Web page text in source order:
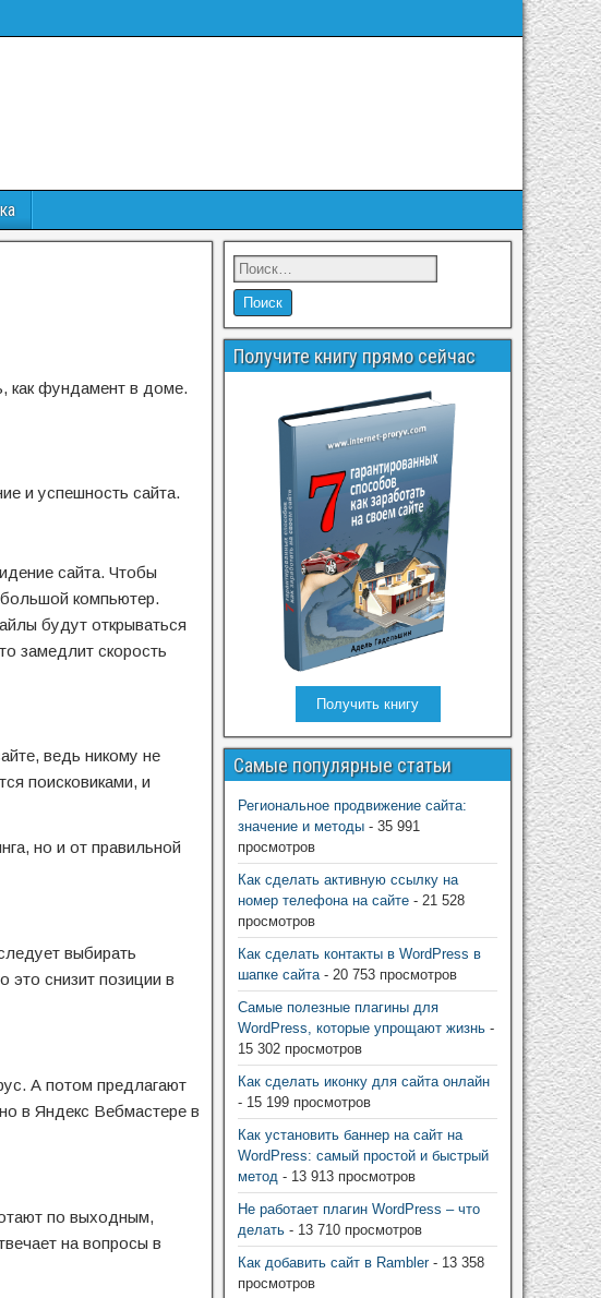
как фундамент в доме.
и успешность сайта.
сайта. Чтобы
компьютер.
будут открываться
замедлит скорость
ведь никому не
поисковиками, и
но и от правильной
выбирать
это снизит позиции в
А потом предлагают
в Яндекс Вебмастере в
по выходным,
на вопросы в
Получите книгу прямо сейчас
Получить книгу
Самые популярные статьи
Региональное продвижение сайта:
значение и методы - 35 991
просмотров
Как сделать активную ссылку на
номер телефона на сайте - 21 528
просмотров
Как сделать контакты в WordPress в
шапке сайта- 20 753 просмотров
Самые полезные плагины для
WordPress, которые упрощают жизнь -
15 302 просмотров
Как сделать иконку для сайта онлайн
- 15 199 просмотров
Как установить баннер на сайт на
WordPress: самый простой и быстрый
метод - 13 913 просмотров
Не работает плагин WordPress – что
делать - 13 710 просмотров
Как добавить сайт в Rambler- 13 358
просмотров